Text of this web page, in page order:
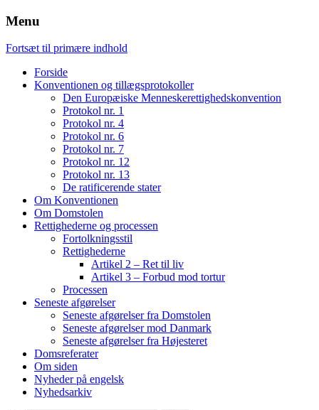
Menu
Fortsæt til primære indhold
Forside
Konventionen og tillægsprotokoller
Den Europæiske Menneskerettighedskonvention
Protokol nr. 1
Protokol nr. 4
Protokol nr. 6
Protokol nr. 7
Protokol nr. 12
Protokol nr. 13
De ratificerende stater
Om Konventionen
Om Domstolen
Rettighederne og processen
Fortolkningsstil
Rettighederne
Artikel 2 – Ret til liv
Artikel 3 – Forbud mod tortur
Processen
Seneste afgørelser
Seneste afgørelser fra Domstolen
Seneste afgørelser mod Danmark
Seneste afgørelser fra Højesteret
Domsreferater
Om siden
Nyheder på engelsk
Nyhedsarkiv